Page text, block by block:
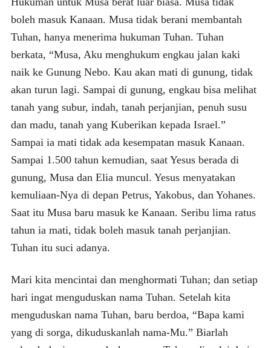
boleh masuk Kanaan. Musa tidak berani membantah
Tuhan, hanya menerima hukuman Tuhan. Tuhan
berkata, “Musa, Aku menghukum engkau jalan kaki
naik ke Gunung Nebo. Kau akan mati di gunung, tidak
akan turun lagi. Sampai di gunung, engkau bisa melihat
tanah yang subur, indah, tanah perjanjian, penuh susu
dan madu, tanah yang Kuberikan kepada Israel.”
Sampai ia mati tidak ada kesempatan masuk Kanaan.
Sampai 1.500 tahun kemudian, saat Yesus berada di
gunung, Musa dan Elia muncul. Yesus menyatakan
kemuliaan-Nya di depan Petrus, Yakobus, dan Yohanes.
Saat itu Musa baru masuk ke Kanaan. Seribu lima ratus
tahun ia mati, tidak boleh masuk tanah perjanjian.
Tuhan itu suci adanya.
Mari kita mencintai dan menghormati Tuhan; dan setiap
hari ingat menguduskan nama Tuhan. Setelah kita
menguduskan nama Tuhan, baru berdoa, “Bapa kami
yang di sorga, dikuduskanlah nama-Mu.” Biarlah